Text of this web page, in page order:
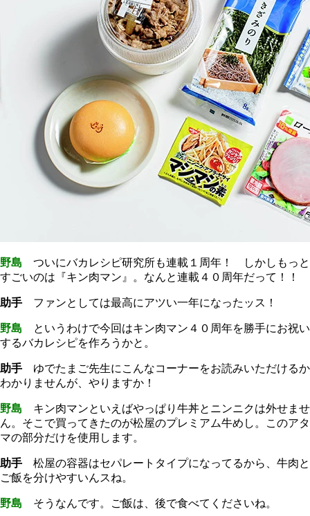
野島 ついにバカレシピ研究所も連載１周年！ しかしもっと
すごいのは『キン肉マン』。なんと連載４０周年だって！！
助手 ファンとしては最高にアツい一年になったッス！
野島 というわけで今回はキン肉マン４０周年を勝手にお祝い
するバカレシピを作ろうかと。
助手 ゆでたまご先生にこんなコーナーをお読みいただけるか
わかりませんが、やりますか！
野島 キン肉マンといえばやっぱり牛丼とニンニクは外せませ
ん。そこで買ってきたのが松屋のプレミアム牛めし。このアタ
マの部分だけを使用します。
助手 松屋の容器はセパレートタイプになってるから、牛肉と
ご飯を分けやすいんスね。
野島 そうなんです。ご飯は、後で食べてくださいね。